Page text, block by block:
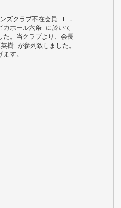
ズクラブ不在会員 Ｌ．
カホール六条 に於いて
た。当クラブより、会長
樹 が参列致しました。
す。